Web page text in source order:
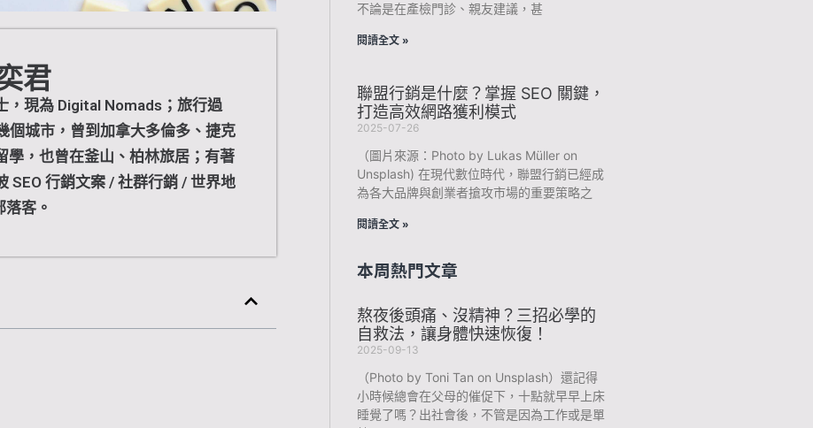
君
，現為 Digital Nomads；旅行過
個城市，曾到加拿大多倫多、捷克
學，也曾在釜山、柏林旅居；有著
SEO 行銷文案 / 社群行銷 / 世界地
客。
不論是在產檢門診、親友建議，甚
閱讀全文 »
聯盟行銷是什麼？掌握 SEO 關鍵，
打造高效網路獲利模式
2025-07-26
（圖片來源：Photo by Lukas Müller on
Unsplash) 在現代數位時代，聯盟行銷已經成
為各大品牌與創業者搶攻市場的重要策略之
閱讀全文 »
本周熱門文章
熬夜後頭痛、沒精神？三招必學的
自救法，讓身體快速恢復！
2025-09-13
（Photo by Toni Tan on Unsplash）還記得
小時候總會在父母的催促下，十點就早早上床
睡覺了嗎？出社會後，不管是因為工作或是單